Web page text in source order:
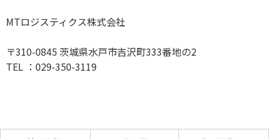
MTロジスティクス株式会社
〒310-0845 茨城県水戸市吉沢町333番地の2
TEL ：029-350-3119